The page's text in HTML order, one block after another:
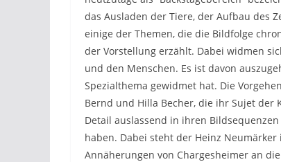
das Ausladen der Tiere, der Aufbau des
einige der Themen, die die Bildfolge
der Vorstellung erzählt. Dabei widmen
und den Menschen. Es ist davon
Spezialthema gewidmet hat. Die
Bernd und Hilla Becher, die ihr Sujet der
Detail auslassend in ihren
haben. Dabei steht der Heinz
Annäherungen von Chargesheimer an